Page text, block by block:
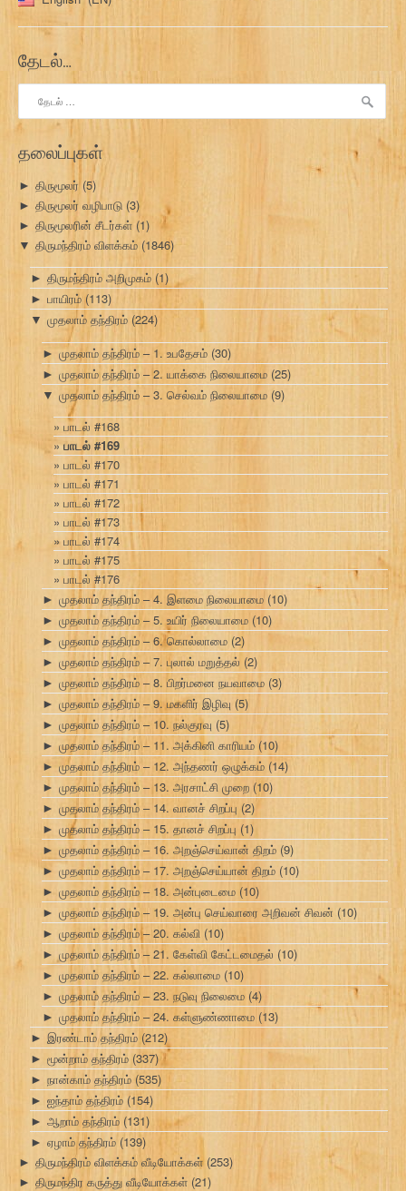
தேடல்…
தேடு:
தலைப்புகள்
► திருமூலர்(5)
► திருமூலர் வழிபாடு (3)
► திருமூலரின் சீடர்கள் (1)
▼ திருமந்திரம் விளக்கம் (1846)
► திருமந்திரம் அறிமுகம் (1)
► பாயிரம் (113)
▼ முதலாம் தந்திரம் (224)
► முதலாம் தந்திரம் – 1. உபதேசம் (30)
► முதலாம் தந்திரம் – 2. யாக்கை நிலையாமை (25)
▼ முதலாம் தந்திரம் – 3. செல்வம் நிலையாமை (9)
பாடல் #168
பாடல் #169
பாடல் #170
பாடல் #171
பாடல் #172
பாடல் #173
பாடல் #174
பாடல் #175
பாடல் #176
► முதலாம் தந்திரம் – 4. இளமை நிலையாமை (10)
► முதலாம் தந்திரம் – 5. உயிர் நிலையாமை (10)
► முதலாம் தந்திரம் – 6. கொல்லாமை (2)
► முதலாம் தந்திரம் – 7. புலால் மறுத்தல் (2)
► முதலாம் தந்திரம் – 8. பிறர்மனை நயவாமை (3)
► முதலாம் தந்திரம் – 9. மகளிர் இழிவு (5)
► முதலாம் தந்திரம் – 10. நல்குரவு (5)
► முதலாம் தந்திரம் – 11. அக்கினி காரியம் (10)
► முதலாம் தந்திரம் – 12. அந்தணர் ஒழுக்கம் (14)
► முதலாம் தந்திரம் – 13. அரசாட்சி முறை (10)
► முதலாம் தந்திரம் – 14. வானச் சிறப்பு (2)
► முதலாம் தந்திரம் – 15. தானச் சிறப்பு (1)
► முதலாம் தந்திரம் – 16. அறஞ்செய்வான் திறம் (9)
► முதலாம் தந்திரம் – 17. அறஞ்செய்யான் திறம் (10)
► முதலாம் தந்திரம் – 18. அன்புடைமை (10)
► முதலாம் தந்திரம் – 19. அன்பு செய்வாரை அறிவன் சிவன் (10)
► முதலாம் தந்திரம் – 20. கல்வி (10)
► முதலாம் தந்திரம் – 21. கேள்வி கேட்டமைதல் (10)
► முதலாம் தந்திரம் – 22. கல்லாமை (10)
► முதலாம் தந்திரம் – 23. நடுவு நிலைமை (4)
► முதலாம் தந்திரம் – 24. கள்ளுண்ணாமை (13)
► இரண்டாம் தந்திரம் (212)
► மூன்றாம் தந்திரம் (337)
► நான்காம் தந்திரம் (535)
► ஐந்தாம் தந்திரம் (154)
► ஆறாம் தந்திரம் (131)
► ஏழாம் தந்திரம் (139)
► திருமந்திரம் விளக்கம் வீடியோக்கள் (253)
► திருமந்திர கருத்து வீடியோக்கள் (21)